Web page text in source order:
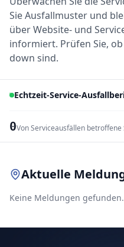
Sie Ausfallmuster und
über Website- und
informiert. Prüfen Sie,
down sind.
Echtzeit-Service-
0Von Serviceausfällen betroffene
Aktuelle
Keine Meldungen gefunden.